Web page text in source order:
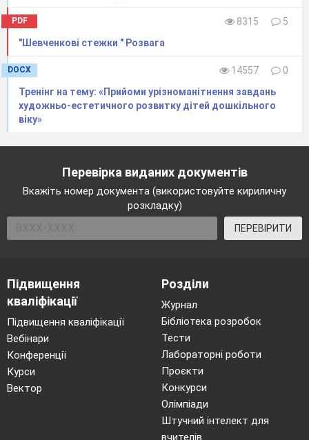
PDF 8315
5
"Шевченкові стежки " Розвага
DOCX 14557
0
Тренінг на тему: «Прийоми урізноманітнення завдань
художньо-естетичного розвитку дітей дошкільного
віку»
Перевірка виданих документів
Вкажіть номер документа (використовуйте кириличну
розкладку)
ПЕРЕВІРИТИ
Підвищення
кваліфікації
Підвищення кваліфікації
Вебінари
Конференції
Курси
Вектор
Розділи
Журнал
Бібліотека розробок
Тести
Лабораторні роботи
Проєкти
Конкурси
Олімпіади
Штучний інтелект для
вчителів